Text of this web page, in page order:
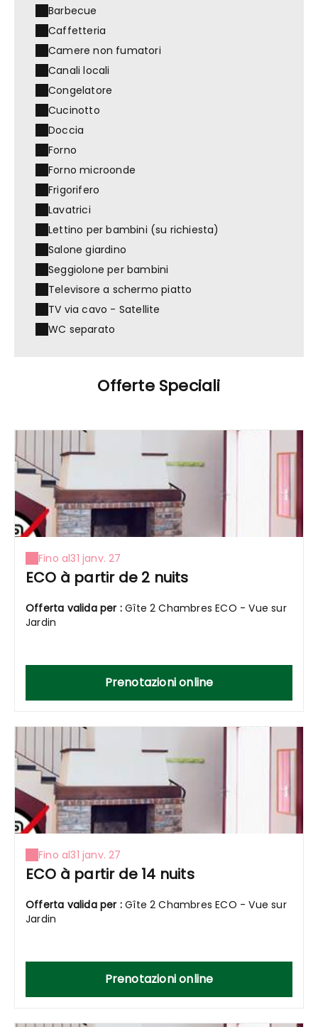
Barbecue
Caffetteria
Camere non fumatori
Canali locali
Congelatore
Cucinotto
Doccia
Forno
Forno microonde
Frigorifero
Lavatrici
Lettino per bambini (su richiesta)
Salone giardino
Seggiolone per bambini
Televisore a schermo piatto
TV via cavo - Satellite
WC separato
Offerte Speciali
Fino al31 janv. 27
ECO à partir de 2 nuits
Offerta valida per :Gîte 2 Chambres ECO - Vue sur
Jardin
Prenotazioni online
Fino al31 janv. 27
ECO à partir de 14 nuits
Offerta valida per :Gîte 2 Chambres ECO - Vue sur
Jardin
Prenotazioni online